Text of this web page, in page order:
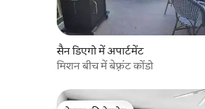
सैन डिएगो में अपार्टमेंट
मिशन बीच में बेफ़्रंट कोंडो